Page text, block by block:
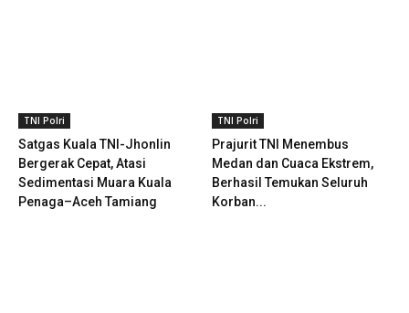
TNI Polri
Satgas Kuala TNI-Jhonlin
Bergerak Cepat, Atasi
Sedimentasi Muara Kuala
Penaga–Aceh Tamiang
TNI Polri
Prajurit TNI Menembus
Medan dan Cuaca Ekstrem,
Berhasil Temukan Seluruh
Korban...